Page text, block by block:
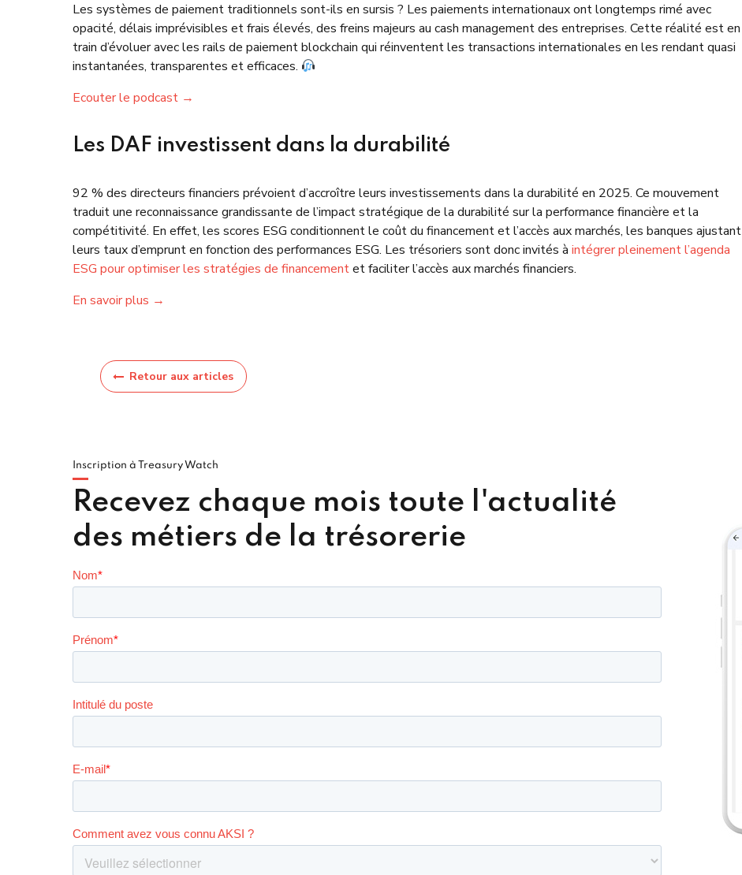
Les systèmes de paiement traditionnels sont-ils en sursis ? Les paiements internationaux ont longtemps rimé avec
opacité, délais imprévisibles et frais élevés, des freins majeurs au cash management des entreprises. Cette réalité est en
train d’évoluer avec les rails de paiement blockchain qui réinventent les transactions internationales en les rendant quasi
instantanées, transparentes et efficaces.
Ecouter le podcast →
Les DAF investissent dans la durabilité
92 % des directeurs financiers prévoient d’accroître leurs investissements dans la durabilité en 2025. Ce mouvement
traduit une reconnaissance grandissante de l’impact stratégique de la durabilité sur la performance financière et la
compétitivité. En effet, les scores ESG conditionnent le coût du financement et l’accès aux marchés, les banques ajustant
leurs taux d’emprunt en fonction des performances ESG. Les trésoriers sont donc invités à intégrer pleinement l’agenda
ESG pour optimiser les stratégies de financementet faciliter l’accès aux marchés financiers.
En savoir plus →
Retour aux articles
Inscription à Treasury Watch
Recevez chaque mois toute l'actualité
des métiers de la trésorerie